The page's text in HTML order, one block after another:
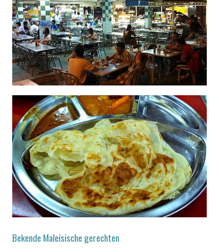
Bekende Maleisische gerechten